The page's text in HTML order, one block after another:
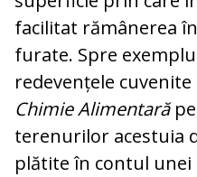
facilitat rămânerea
furate. Spre
redevențele
Chimie Alimentară
terenurilor acestuia
plătite în contul unei